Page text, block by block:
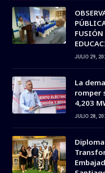
FUSIÓN
JULIO 29,
La
romper
4,203
JULIO 28,